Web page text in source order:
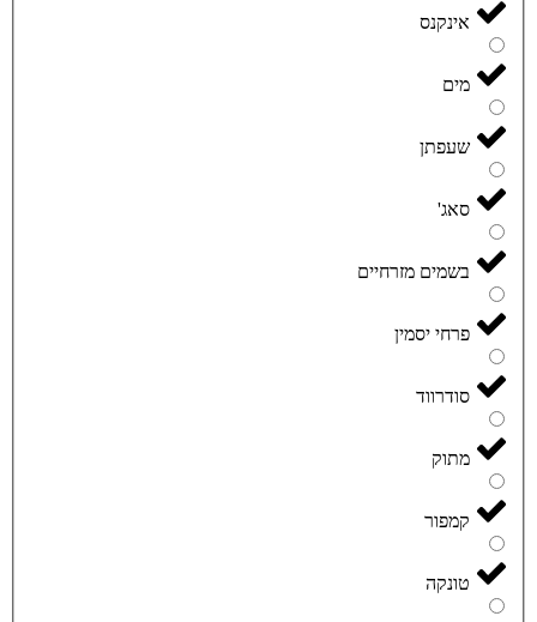
אינקנס
מים
שעפתן
סאג'
בשמים מזרחיים
פרחי יסמין
סודרווד
מתוק
קמפור
טונקה